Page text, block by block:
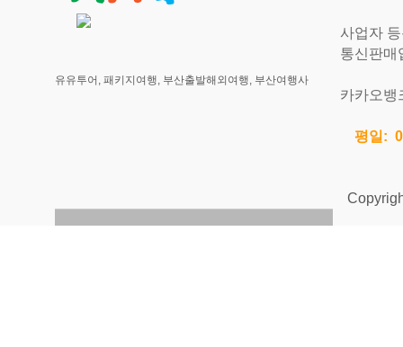
유유투어, 패키지여행, 부산출발해외여행, 부산여행사
사업자
통신판매
카카오뱅
평일: